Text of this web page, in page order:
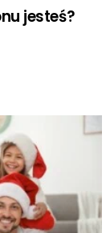
jesteś?